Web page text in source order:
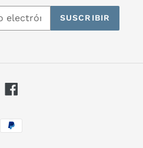
SUSCRIBIR
Métodos
de